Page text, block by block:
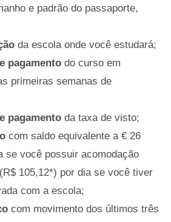
e padrão do passaporte,
da escola onde você estudará;
pagamento do curso em
primeiras semanas de
pagamento da taxa de visto;
com saldo equivalente a € 26
se você possuir acomodação
105,12*) por dia se você tiver
com a escola;
com movimento dos últimos três